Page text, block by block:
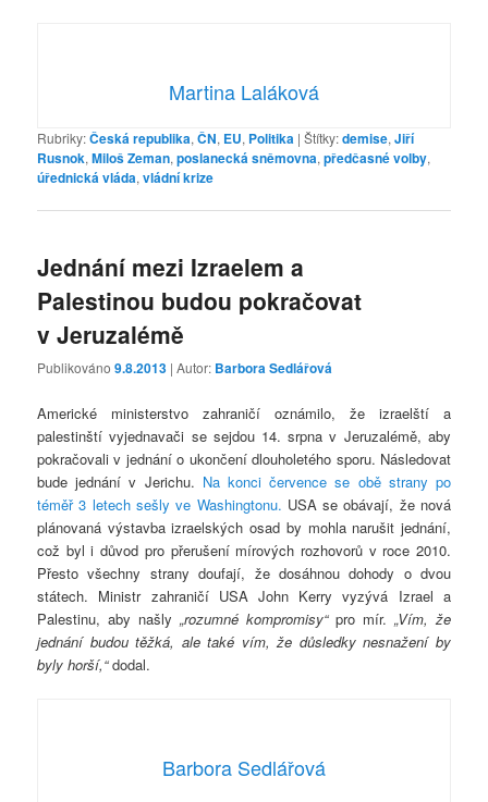
Martina Laláková
Rubriky:Česká republika,ČN, EU, Politika |Štítky:demise,Jiří
Rusnok,Miloš Zeman,poslanecká sněmovna,předčasné volby,
úřednická vláda,vládní krize
Jednání mezi Izraelem a
Palestinou budou pokračovat
v Jeruzalémě
Publikováno9.8.2013 | Autor: Barbora Sedlářová
Americké ministerstvo zahraničí oznámilo, že izraelští a
palestinští vyjednavači se sejdou 14. srpna v Jeruzalémě, aby
pokračovali v jednání o ukončení dlouholetého sporu. Následovat
bude jednání v Jerichu. Na konci července se obě strany po
téměř 3 letech sešly ve Washingtonu. USA se obávají, že nová
plánovaná výstavba izraelských osad by mohla narušit jednání,
což byl i důvod pro přerušení mírových rozhovorů v roce 2010.
Přesto všechny strany doufají, že dosáhnou dohody o dvou
státech. Ministr zahraničí USA John Kerry vyzývá Izrael a
Palestinu, aby našly„rozumné kompromisy“ pro mír. „Vím, že
jednání budou těžká, ale také vím, že důsledky nesnažení by
byly horší,“dodal.
Barbora Sedlářová